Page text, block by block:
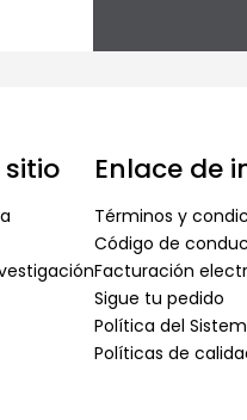
Enlace de
Términos y
Código de
Facturación
Sigue tu pedido
Política del
Políticas de